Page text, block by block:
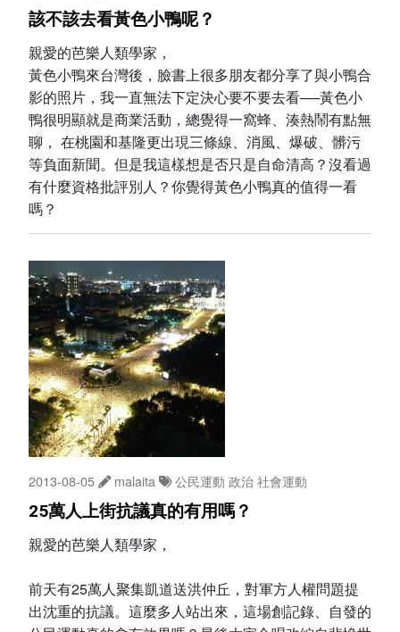
該不該去看黃色小鴨呢？
親愛的芭樂人類學家，
黃色小鴨來台灣後，臉書上很多朋友都分享了與小鴨合
影的照片，我一直無法下定決心要不要去看──黃色小
鴨很明顯就是商業活動，總覺得一窩蜂、湊熱鬧有點無
聊， 在桃園和基隆更出現三條線、消風、爆破、髒污
等負面新聞。但是我這樣想是否只是自命清高？沒看過
有什麼資格批評別人？你覺得黃色小鴨真的值得一看
嗎？
2013-08-05 malaita 公民運動 政治社會運動
25萬人上街抗議真的有用嗎？
親愛的芭樂人類學家，
前天有25萬人聚集凱道送洪仲丘，對軍方人權問題提
出沈重的抗議。這麼多人站出來，這場創記錄、自發的